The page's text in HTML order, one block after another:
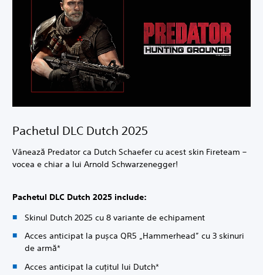
Pachetul DLC Dutch 2025
Vânează Predator ca Dutch Schaefer cu acest skin Fireteam –
vocea e chiar a lui Arnold Schwarzenegger!
Pachetul DLC Dutch 2025 include:
Skinul Dutch 2025 cu 8 variante de echipament
Acces anticipat la pușca QR5 „Hammerhead” cu 3 skinuri
de armă*
Acces anticipat la cuțitul lui Dutch*